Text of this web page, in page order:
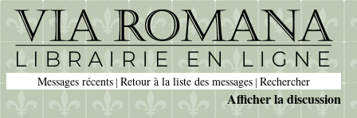
Messages récents | Retour à la liste des messages | Rechercher
Afficher la discussion